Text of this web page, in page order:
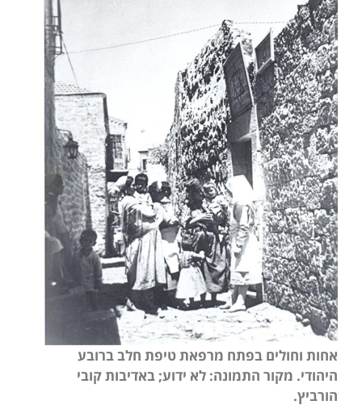
אחות וחולים בפתח מרפאת טיפת חלב ברובע
היהודי. מקור התמונה: לא ידוע; באדיבות קובי
הורביץ.